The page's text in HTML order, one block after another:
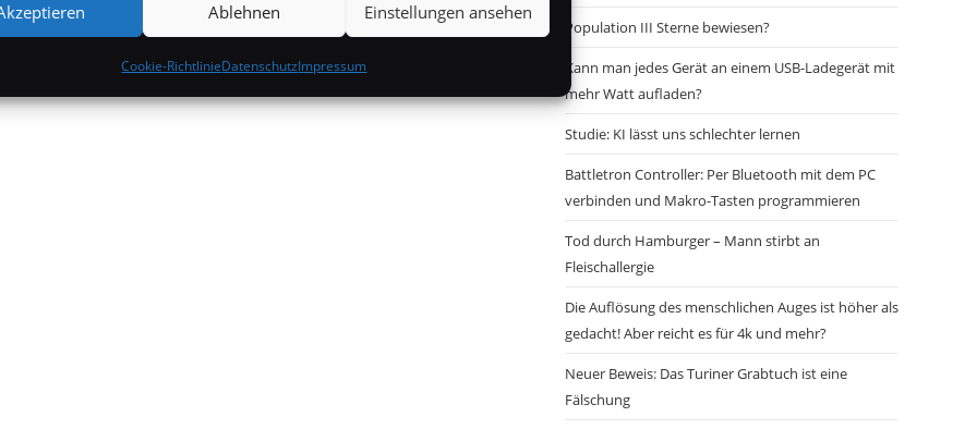
Ablehnen Einstellungen ansehen
Cookie-RichtlinieDatenschutzImpressum
Population III Sterne bewiesen?
Kann man jedes Gerät an einem USB-Ladegerät mit
mehr Watt aufladen?
Studie: KI lässt uns schlechter lernen
Battletron Controller: Per Bluetooth mit dem PC
verbinden und Makro-Tasten programmieren
Tod durch Hamburger – Mann stirbt an
Fleischallergie
Die Auflösung des menschlichen Auges ist höher als
gedacht! Aber reicht es für 4k und mehr?
Neuer Beweis: Das Turiner Grabtuch ist eine
Fälschung